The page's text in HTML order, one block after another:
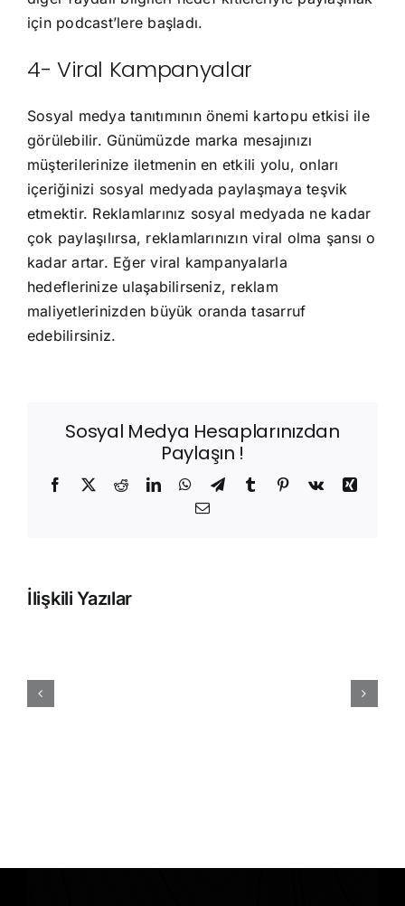
için podcast’lere başladı.
4- Viral Kampanyalar
Sosyal medya tanıtımının önemi kartopu etkisi ile
görülebilir. Günümüzde marka mesajınızı
müşterilerinize iletmenin en etkili yolu, onları
içeriğinizi sosyal medyada paylaşmaya teşvik
etmektir. Reklamlarınız sosyal medyada ne kadar
çok paylaşılırsa, reklamlarınızın viral olma şansı o
kadar artar. Eğer viral kampanyalarla
hedeflerinize ulaşabilirseniz, reklam
maliyetlerinizden büyük oranda tasarruf
edebilirsiniz.
Sosyal Medya Hesaplarınızdan
Paylaşın !
Facebook
X RedditLinkedInWhatsApp
TelegramTumblr Pinterest
Vk
Xing
E-
İlişkili Yazılar